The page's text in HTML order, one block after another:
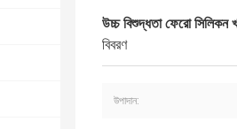
উচ্চ বিশুদ্ধতা ফেরো সিলিকন
বিবরণ
উপাদান: